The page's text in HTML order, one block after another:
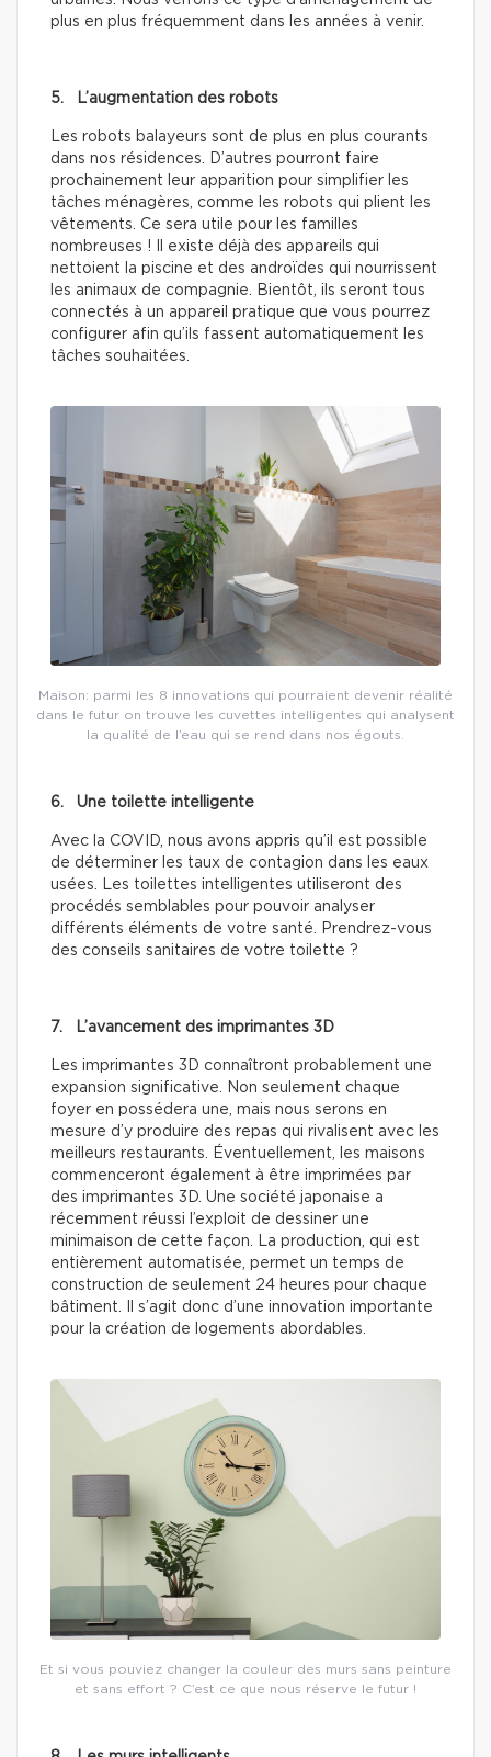
plus en plus fréquemment dans les années à venir.
5. L’augmentation des robots
Les robots balayeurs sont de plus en plus courants
dans nos résidences. D’autres pourront faire
prochainement leur apparition pour simplifier les
tâches ménagères, comme les robots qui plient les
vêtements. Ce sera utile pour les familles
nombreuses ! Il existe déjà des appareils qui
nettoient la piscine et des androïdes qui nourrissent
les animaux de compagnie. Bientôt, ils seront tous
connectés à un appareil pratique que vous pourrez
configurer afin qu’ils fassent automatiquement les
tâches souhaitées.
Maison: parmi les 8 innovations qui pourraient devenir réalité
dans le futur on trouve les cuvettes intelligentes qui analysent
la qualité de l’eau qui se rend dans nos égouts.
6. Une toilette intelligente
Avec la COVID, nous avons appris qu’il est possible
de déterminer les taux de contagion dans les eaux
usées. Les toilettes intelligentes utiliseront des
procédés semblables pour pouvoir analyser
différents éléments de votre santé. Prendrez-vous
des conseils sanitaires de votre toilette ?
7. L’avancement des imprimantes 3D
Les imprimantes 3D connaîtront probablement une
expansion significative. Non seulement chaque
foyer en possédera une, mais nous serons en
mesure d’y produire des repas qui rivalisent avec les
meilleurs restaurants. Éventuellement, les maisons
commenceront également à être imprimées par
des imprimantes 3D. Une société japonaise a
récemment réussi l’exploit de dessiner une
minimaison de cette façon. La production, qui est
entièrement automatisée, permet un temps de
construction de seulement 24 heures pour chaque
bâtiment. Il s’agit donc d’une innovation importante
pour la création de logements abordables.
Et si vous pouviez changer la couleur des murs sans peinture
et sans effort ? C’est ce que nous réserve le futur !